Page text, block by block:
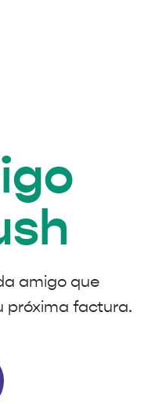
amigo que
próxima factura.